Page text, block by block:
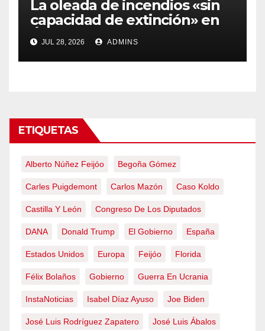
La oleada de incendios «sin
capacidad de extinción» en
Ávila y al oeste de Madrid
obliga a declarar la
emergencia nacional
JUL 28, 2026 ADMINS
ETIQUETAS
Alberto Núñez Feijóo Begoña Gómez
Carles Puigdemont Carlos Mazón Caso Koldo
Castilla Y León Congreso De Los Diputados
DANA Donald Trump El Gobierno España
Estados Unidos Europa Feijóo Florida
Félix Bolaños Gobierno Guerra En Ucrania
InstaNoticias Isabel Díaz Ayuso Joe Biden
José Luis Rodríguez Zapatero José Luis Ábalos